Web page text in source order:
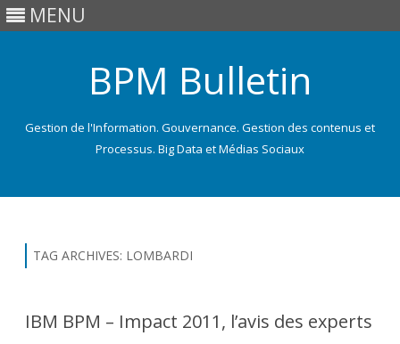
MENU
BPM Bulletin
Gestion de l'Information. Gouvernance. Gestion des contenus et
Processus. Big Data et Médias Sociaux
TAG ARCHIVES: LOMBARDI
IBM BPM – Impact 2011, l’avis des experts